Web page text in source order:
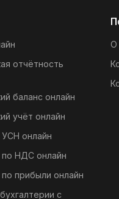
отчётность
баланс онлайн
учёт онлайн
онлайн
НДС онлайн
прибыли онлайн
с
О